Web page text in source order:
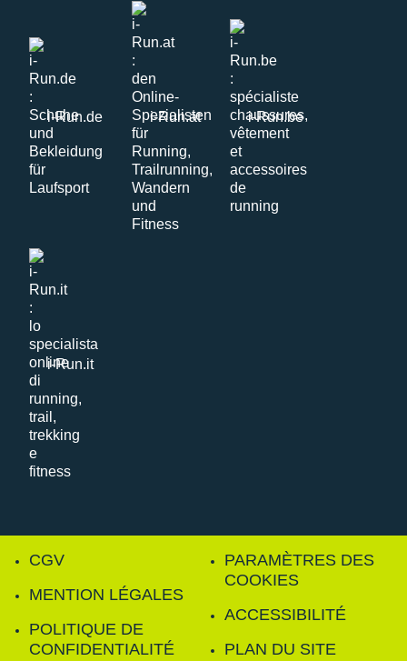
i-Run.de i-Run.at i-Run.be
i-Run.it
CGV
MENTION LÉGALES
POLITIQUE DE
CONFIDENTIALITÉ
PARAMÈTRES DES
COOKIES
ACCESSIBILITÉ
PLAN DU SITE